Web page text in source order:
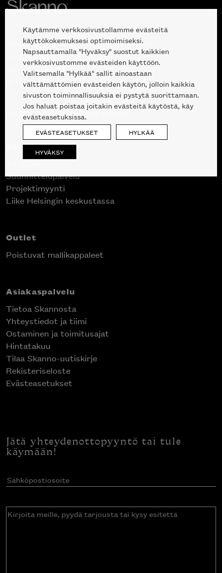
Avoinna kuluttajille ja ammattilaisille:
Erottajankatu 2, 00120 Helsinki
ma-pe 10 — 18
la 10 — 17
09 612 9440|sales@skanno.fi
Skanno
Suunnittelupalvelu
Projektimyynti
Liike Helsingin keskustassa
Outlet
Poistuvat mallikappaleet
Asiakaspalvelu
Tietoa Skannosta
Yhteystiedot ja tiimi
Ostaminen ja toimitusajat
Hintatakuu
Tilaa Skanno-uutiskirje
Rekisteriseloste
Evästeasetukset
Jätä yhteydenottopyyntö tai tule
käymään!
Sähköpostiosoite(Pakollinen)
Kirjoita
Inspiroidu italialaisen merkin laadukkaasta
huonekalumallistosta.
Käytämme verkkosivustollamme evästeitä
käyttökokemuksesi optimoimiseksi.
Napsauttamalla "Hyväksy" suostut kaikkien
verkkosivustomme evästeiden käyttöön.
Valitsemalla "Hylkää" sallit ainoastaan
välttämättömien evästeiden käytön, jolloin kaikkia
sivuston toiminnallisuuksia ei pystytä suorittamaan.
Jos haluat poistaa joitakin evästeitä käytöstä, käy
evästeasetuksissa.
EVÄSTEASETUKSET HYLKÄÄ
HYVÄKSY